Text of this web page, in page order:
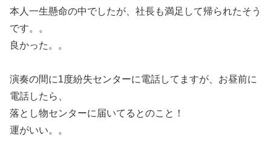
本人一生懸命の中でしたが、社長も満足して帰られたそう
です。。
良かった。。
演奏の間に1度紛失センターに電話してますが、お昼前に
電話したら、
落とし物センターに届いてるとのこと！
運がいい。。